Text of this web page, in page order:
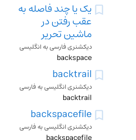
یک یا چند فاصله به
عقب رفتن در
ماشین تحریر
دیکشنری فارسی به انگلیسی
backspace
backtrail
دیکشنری انگلیسی به فارسی
backtrail
backspacefile
دیکشنری انگلیسی به فارسی